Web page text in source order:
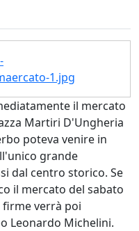
1.jpg
il mercato
Martiri D'Ungheria
poteva venire in
grande
dal centro storico. Se
il mercato del sabato
firme verrà poi
Leonardo Michelini.